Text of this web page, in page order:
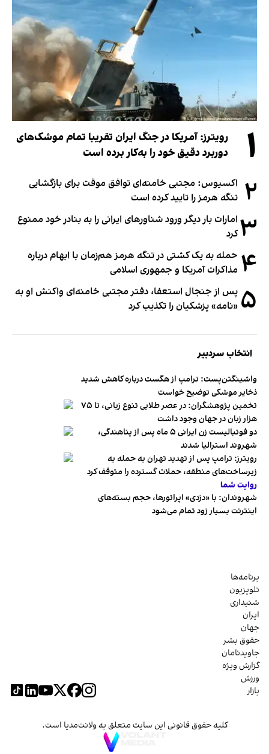
۱
رویترز: آمریکا در جنگ ایران تقریبا تمام موشک‌های
دوربرد دقیق خود را به‌کار برده است
۲ اکسیوس: مجتبی خامنه‌ای توافق موقت برای بازگشایی
تنگه هرمز را تایید کرده است
۳ امارات بار دیگر ورود شناورهای ایرانی را به بنادر خود ممنوع
کرد
۴ حمله به یک کشتی در تنگه هرمز هم‌زمان با ابهام درباره
مذاکرات آمریکا و جمهوری اسلامی
۵ پس از جنجال استعفا، دفتر مجتبی خامنه‌ای واکنش او به
«نامه» پزشکیان را تکذیب کرد
انتخاب سردبیر
واشینگتن‌پست: ترامپ از هگست درباره کاهش شدید
ذخایر موشکی توضیح خواست
تخمین پژوهشگران: در عصر طلایی تنوع زبانی، تا ۷۵
هزار زبان در جهان وجود داشت
دو فوتبالیست زن ایرانی ۵ ماه پس از پناهندگی،
شهروند استرالیا شدند
رویترز: ترامپ پس از تهدید تهران به حمله به
زیرساخت‌های منطقه، حملات گسترده را متوقف کرد
روایت شما
شهروندان:‌ با «دزدی» اپراتورها، حجم بسته‌های
اینترنت بسیار زود تمام می‌شود
برنامه‌ها
تلویزیون
شنیداری
ایران
جهان
حقوق بشر
جاویدنامان
گزارش ویژه
ورزش
بازار
کلیه حقوق قانونی این سایت متعلق به ولانت‌مدیا است.